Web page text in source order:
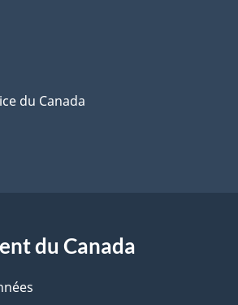
du Canada
du Canada